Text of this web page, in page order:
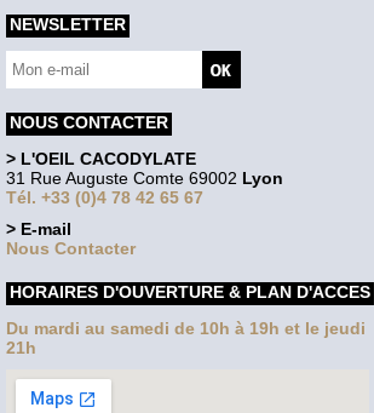
NEWSLETTER
NOUS CONTACTER
> L'OEIL CACODYLATE
31 Rue Auguste Comte 69002 Lyon
Tél. +33 (0)4 78 42 65 67
> E-mail
Nous Contacter
HORAIRES D'OUVERTURE & PLAN D'ACCES
Du mardi au samedi de 10h à 19h et le jeudi
21h